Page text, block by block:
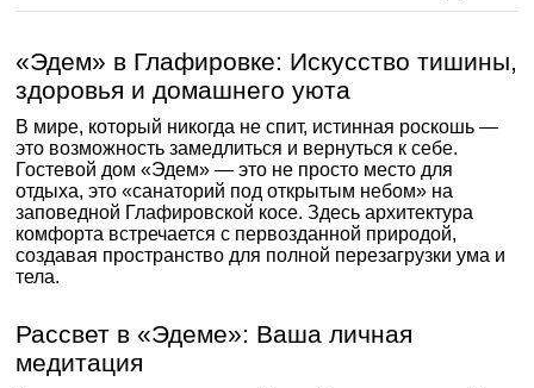
«Эдем» в Глафировке: Искусство тишины,
здоровья и домашнего уюта
В мире, который никогда не спит, истинная роскошь —
это возможность замедлиться и вернуться к себе.
Гостевой дом «Эдем» — это не просто место для
отдыха, это «санаторий под открытым небом» на
заповедной Глафировской косе. Здесь архитектура
комфорта встречается с первозданной природой,
создавая пространство для полной перезагрузки ума и
тела.
Рассвет в «Эдеме»: Ваша личная
медитация